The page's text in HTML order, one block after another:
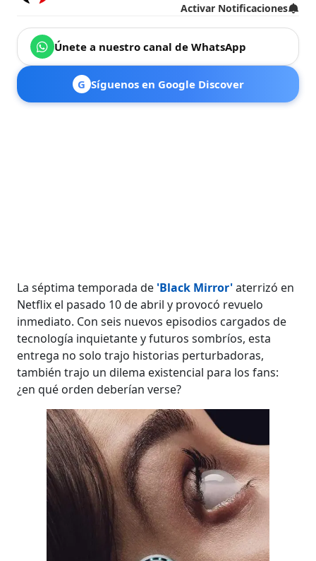
Activar Notificaciones
Únete a nuestro canal de WhatsApp
G Síguenos en Google Discover
La séptima temporada de 'Black Mirror'aterrizó en
Netflix el pasado 10 de abril y provocó revuelo
inmediato. Con seis nuevos episodios cargados de
tecnología inquietante y futuros sombríos, esta
entrega no solo trajo historias perturbadoras,
también trajo un dilema existencial para los fans:
¿en qué orden deberían verse?